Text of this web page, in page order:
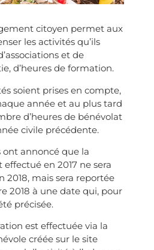
citoyen permet aux
les activités qu’ils
et de
d’heures de formation.
soient prises en compte,
année et au plus tard
d’heures de bénévolat
civile précédente.
ont annoncé que la
en 2017 ne sera
2018, mais sera reportée
2018 à une date qui, pour
précisée.
est effectuée via la
créée sur le site